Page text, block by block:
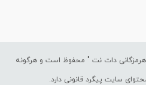
هرمزگانی دات نت " محفوظ است و هرگونه
سایت پیگرد قانونی دارد.